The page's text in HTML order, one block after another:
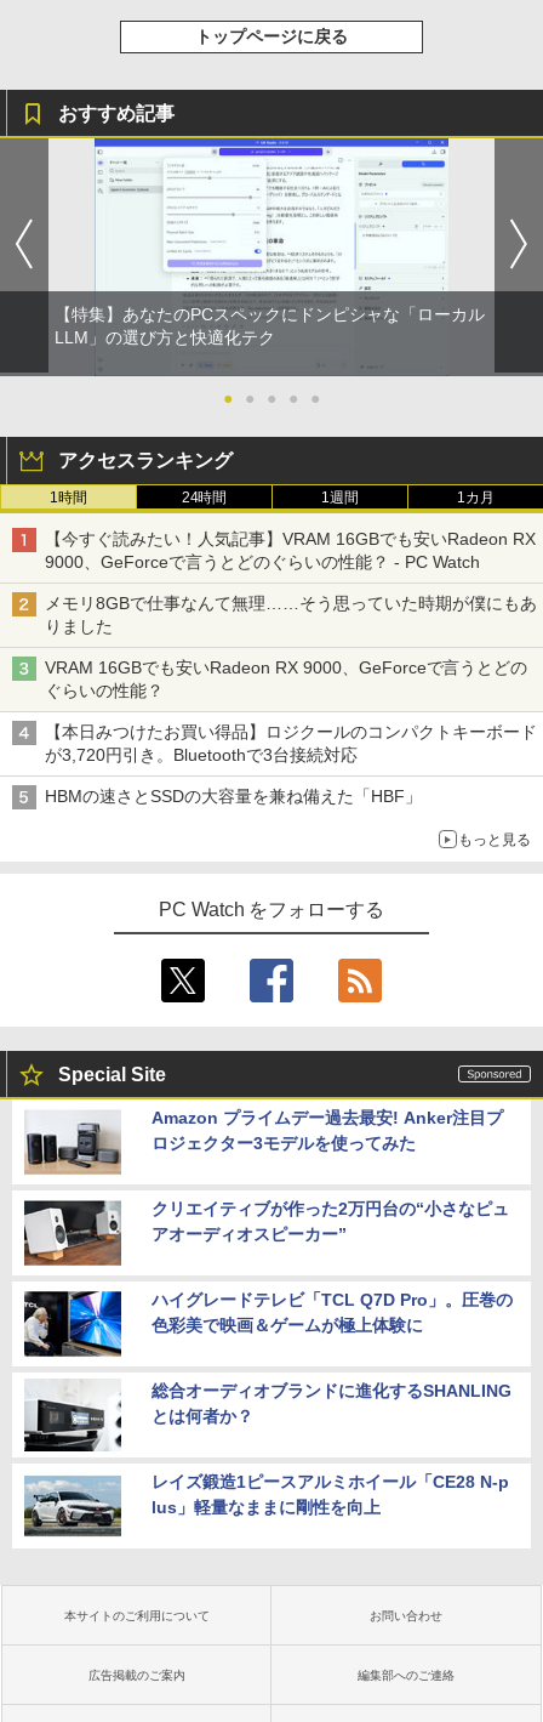
トップページに戻る
おすすめ記事
【特集】あなたのPCスペックにドンピシャな「ローカル
LLM」の選び方と快適化テク
● ● ● ● ●
アクセスランキング
1時間 24時間 1週間 1カ月
【今すぐ読みたい！人気記事】VRAM 16GBでも安いRadeon RX
9000、GeForceで言うとどのぐらいの性能？ - PC Watch
メモリ8GBで仕事なんて無理……そう思っていた時期が僕にもあ
りました
VRAM 16GBでも安いRadeon RX 9000、GeForceで言うとどの
ぐらいの性能？
【本日みつけたお買い得品】ロジクールのコンパクトキーボード
が3,720円引き。Bluetoothで3台接続対応
HBMの速さとSSDの大容量を兼ね備えた「HBF」
もっと見る
PC Watch をフォローする
Special Site
Amazon プライムデー過去最安! Anker注目プ
ロジェクター3モデルを使ってみた
クリエイティブが作った2万円台の“小さなピュ
アオーディオスピーカー”
ハイグレードテレビ「TCL Q7D Pro」。圧巻の
色彩美で映画＆ゲームが極上体験に
総合オーディオブランドに進化するSHANLING
とは何者か？
レイズ鍛造1ピースアルミホイール「CE28 N-p
lus」軽量なままに剛性を向上
本サイトのご利用について お問い合わせ
広告掲載のご案内 編集部へのご連絡